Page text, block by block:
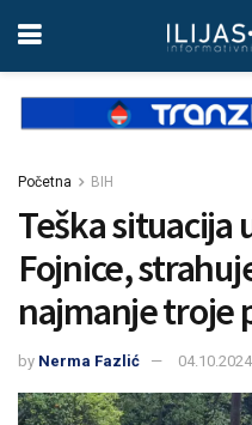
Početna BIH
Teška situacija
Fojnice,
najmanje troje
by Nerma Fazlić 04.10.2024.